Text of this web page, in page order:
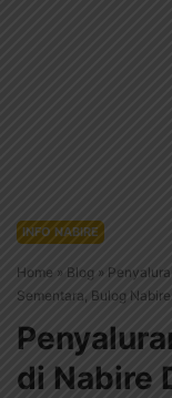
INFO NABIRE
Home » Blog »
Sementara, Bulog
di Nabire